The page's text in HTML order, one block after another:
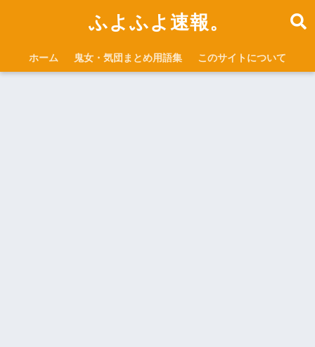
ふよふよ速報。
ホーム 鬼女・気団まとめ用語集 このサイトについて